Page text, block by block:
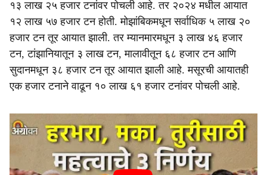
१३ लाख २५ हजार टनांवर पोचली आहे. तर २०२४ मधील आयात
१२ लाख ५७ हजार टन होती. मोझांबिकमधून सर्वाधिक ५ लाख २०
हजार टन तूर आयात झाली. तर म्यानमारमधून ३ लाख ४६ हजार
टन, टांझानियातून ३ लाख टन, मालावीतून ६८ हजार टन आणि
सुदानमधून ३८ हजार टन तूर आयात झाली आहे. मसूरची आयातही
एक हजार टनाने वाढून १० लाख ६१ हजार टनांवर पोचली आहे.